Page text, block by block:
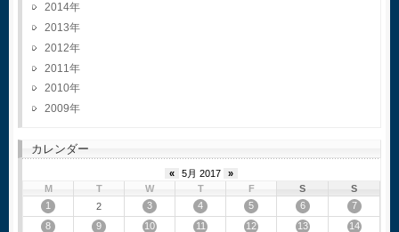
2014
2013
2012
2011
2010
2009
カレンダー
« 5月 2017
»
M
T W T F S
S
1
2 3 4 5 6
7
8
9 10 11 12 13
14